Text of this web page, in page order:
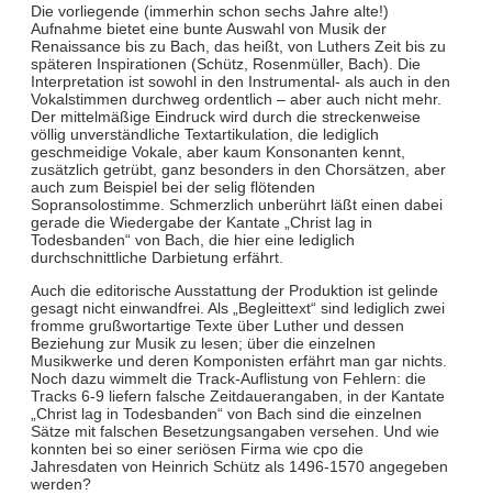
Die vorliegende (immerhin schon sechs Jahre alte!)
Aufnahme bietet eine bunte Auswahl von Musik der
Renaissance bis zu Bach, das heißt, von Luthers Zeit bis zu
späteren Inspirationen (Schütz, Rosenmüller, Bach). Die
Interpretation ist sowohl in den Instrumental- als auch in den
Vokalstimmen durchweg ordentlich – aber auch nicht mehr.
Der mittelmäßige Eindruck wird durch die streckenweise
völlig unverständliche Textartikulation, die lediglich
geschmeidige Vokale, aber kaum Konsonanten kennt,
zusätzlich getrübt, ganz besonders in den Chorsätzen, aber
auch zum Beispiel bei der selig flötenden
Sopransolostimme. Schmerzlich unberührt läßt einen dabei
gerade die Wiedergabe der Kantate „Christ lag in
Todesbanden“ von Bach, die hier eine lediglich
durchschnittliche Darbietung erfährt.
Auch die editorische Ausstattung der Produktion ist gelinde
gesagt nicht einwandfrei. Als „Begleittext“ sind lediglich zwei
fromme grußwortartige Texte über Luther und dessen
Beziehung zur Musik zu lesen; über die einzelnen
Musikwerke und deren Komponisten erfährt man gar nichts.
Noch dazu wimmelt die Track-Auflistung von Fehlern: die
Tracks 6-9 liefern falsche Zeitdauerangaben, in der Kantate
„Christ lag in Todesbanden“ von Bach sind die einzelnen
Sätze mit falschen Besetzungsangaben versehen. Und wie
konnten bei so einer seriösen Firma wie cpo die
Jahresdaten von Heinrich Schütz als 1496-1570 angegeben
werden?